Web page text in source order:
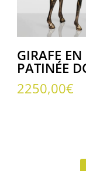
GIRAFE EN
PATINÉE
2250,00€